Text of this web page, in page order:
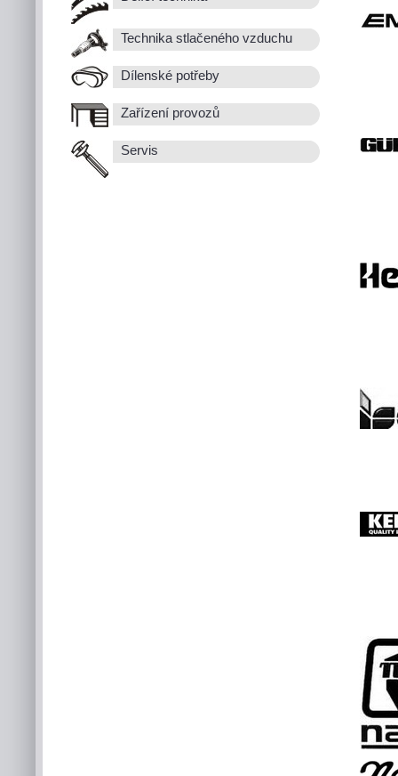
Technika stlačeného vzduchu
Dílenské potřeby
Zařízení provozů
Servis